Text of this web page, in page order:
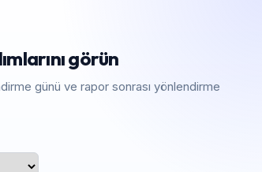
görün
günü ve rapor sonrası yönlendirme